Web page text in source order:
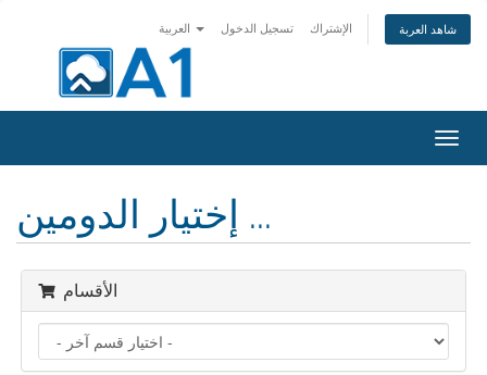
تسجيل الدخول الإشتراك شاهد العربة
تبديل
التنقل
إختيار الدومين ...
الأقسام